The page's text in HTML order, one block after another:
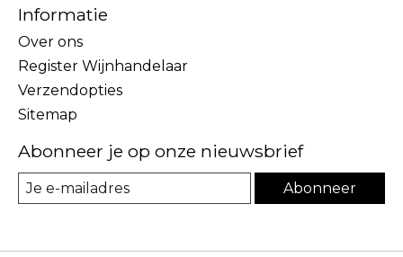
Informatie
Over ons
Register Wijnhandelaar
Verzendopties
Sitemap
Abonneer je op onze nieuwsbrief
Abonneer